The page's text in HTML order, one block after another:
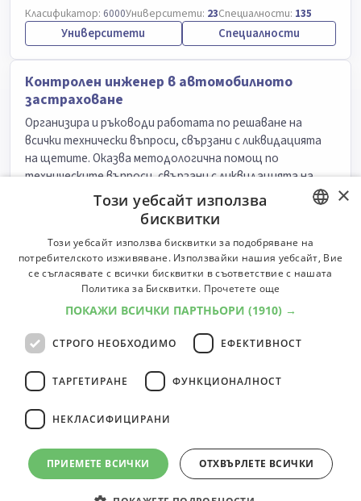
Класификатор: 6000Университети: 23Специалности: 135
Университети Специалности
Контролен инженер в автомобилното
застраховане
Организира и ръководи работата по решаване на
всички технически въпроси, свързани с ликвидацията
на щетите. Оказва методологична помощ по
техническите въпроси, свързани с ликвидацията на
Университети:8Специалности:
Университети Специалности
Технолог
Изпълнява технически задачи по приложение на
Класификатор:6000Университети:11 Специалности: 27
професии
BULGARIAN
ENGLISH
×
Този уебсайт използва
бисквитки
Този уебсайт използва бисквитки за подобряване на
потребителското изживяване. Използвайки нашия уебсайт, Вие
се съгласявате с всички бисквитки в съответствие с нашата
Политика за Бисквитки. Прочетете още
ПОКАЖИ ВСИЧКИ ПАРТНЬОРИ (1910) →
СТРОГО НЕОБХОДИМО ЕФЕКТИВНОСТ
ТАРГЕТИРАНЕ ФУНКЦИОНАЛНОСТ
НЕКЛАСИФИЦИРАНИ
ПРИЕМЕТЕ ВСИЧКИ ОТХВЪРЛЕТЕ ВСИЧКИ